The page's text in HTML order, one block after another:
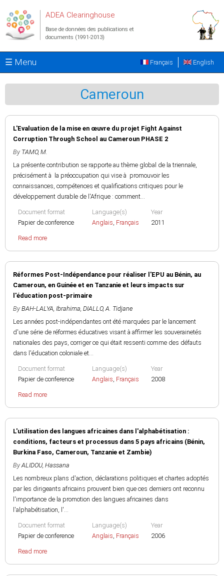
ADEA Clearinghouse
Base de données des publications et
documents (1991-2013)
☰ Menu English
Français
Cameroun
L'Evaluation de la mise en œuvre du projet Fight Against
Corruption Through School au Cameroun PHASE 2
By TAMO, M.
La présente contribution se rapporte au thème global de la triennale,
précisément à la préoccupation qui vise à promouvoir les
connaissances, compétences et qualifications critiques pour le
développement durable de l'Afrique : comment...
Document format
Papier de conference
Language(s)
Anglais, Français
Year
2011
Read more
Réformes Post-Indépendance pour réaliser l'EPU au Bénin, au
Cameroun, en Guinée et en Tanzanie et leurs impacts sur
l'éducation post-primaire
By BAH-LALYA, Ibrahima, DIALLO, A. Tidjane
Les années post-indépendantes ont été marquées par le lancement
d'une série de réformes éducatives visant à affirmer les souverainetés
nationales des pays, corriger ce qui était ressenti comme des défauts
dans l'éducation coloniale et...
Document format
Papier de conference
Language(s)
Anglais, Français
Year
2008
Read more
L'utilisation des langues africaines dans l'alphabétisation :
conditions, facteurs et processus dans 5 pays africains (Bénin,
Burkina Faso, Cameroun, Tanzanie et Zambie)
By ALIDOU, Hassana
Les nombreux plans d'action, déclarations politiques et chartes adoptés
par les dirigeants africains prouvent bien que ces derniers ont reconnu
l'importance de la promotion des langues africaines dans
l'alphabétisation, l'...
Document format
Papier de conference
Language(s)
Anglais, Français
Year
2006
Read more